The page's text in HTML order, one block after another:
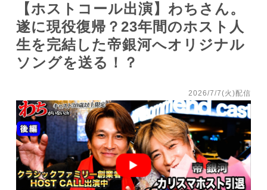
【ホストコール出演】わちさん。
遂に現役復帰？23年間のホスト人
生を完結した帝銀河へオリジナル
ソングを送る！？
2026/7/7(火)配信